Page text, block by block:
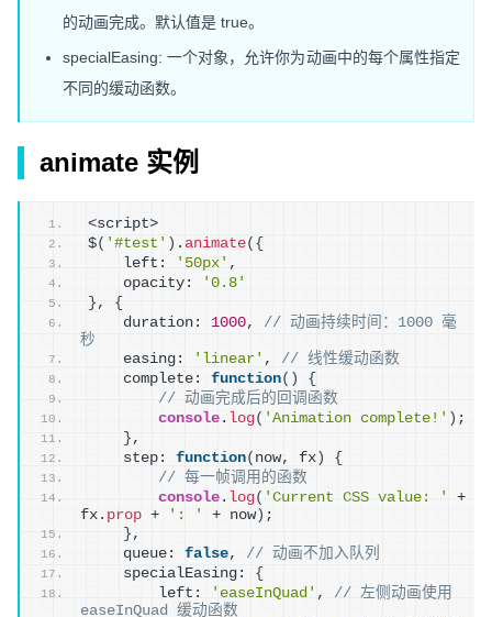
的动画完成。默认值是 true。
specialEasing: 一个对象，允许你为动画中的每个属性指定
不同的缓动函数。
animate 实例
<script>
$( '#test' ) . animate( {
    left:
'50px' ,
    opacity:
'0.8'
} , {
    duration:
1000, // 动画持续时间：1000 毫
秒
    easing:
'linear' , // 线性缓动函数
    complete:
function( )
{
// 动画完成后的回调函数
console . log( 'Animation complete!' ) ;
} ,
    step:
function( now, fx )
{
// 每一帧调用的函数
console . log( 'Current CSS value: '
+
fx. prop + ': ' + now) ;
} ,
    queue:
false, // 动画不加入队列
    specialEasing:
{
        left:
'easeInQuad' , // 左侧动画使用
easeInQuad 缓动函数